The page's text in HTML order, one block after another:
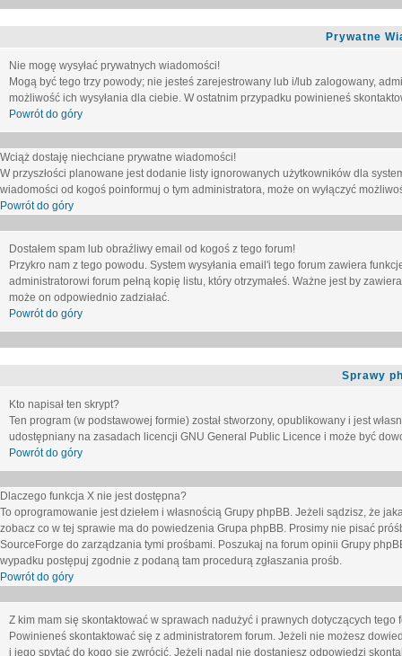
Prywatne
Nie mogę wysyłać prywatnych wiadomości!
Mogą być tego trzy powody; nie jesteś zarejestrowany lub i/lub zalogowany,
możliwość ich wysyłania dla ciebie. W ostatnim przypadku powinieneś
Powrót do góry
Wciąż dostaję niechciane prywatne wiadomości!
W przyszłości planowane jest dodanie listy ignorowanych użytkowników dla
wiadomości od kogoś poinformuj o tym administratora, może on wyłączyć
Powrót do góry
Dostałem spam lub obraźliwy email od kogoś z tego forum!
Przykro nam z tego powodu. System wysyłania email'i tego forum zawiera
administratorowi forum pełną kopię listu, który otrzymałeś. Ważne jest by
może on odpowiednio zadziałać.
Powrót do góry
Sprawy
Kto napisał ten skrypt?
Ten program (w podstawowej formie) został stworzony, opublikowany i jest
udostępniany na zasadach licencji GNU General Public Licence i może być
Powrót do góry
Dlaczego funkcja X nie jest dostępna?
To oprogramowanie jest dziełem i własnością Grupy phpBB. Jeżeli sądzisz, że
zobacz co w tej sprawie ma do powiedzenia Grupa phpBB. Prosimy nie pisać
SourceForge do zarządzania tymi prośbami. Poszukaj na forum opinii Grupy
wypadku postępuj zgodnie z podaną tam procedurą zgłaszania prośb.
Powrót do góry
Z kim mam się skontaktować w sprawach nadużyć i prawnych dotyczących tego
Powinieneś skontaktować się z administratorem forum. Jeżeli nie możesz
i jego spytać do kogo się zwrócić. Jeżeli nadal nie dostaniesz odpowiedzi